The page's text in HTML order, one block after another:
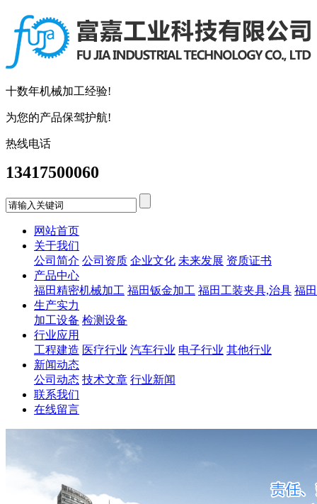
十数年机械加工经验!
为您的产品保驾护航!
热线电话
13417500060
网站首页
关于我们
公司简介 公司资质 企业文化 未来发展 资质证书
产品中心
福田精密机械加工 福田钣金加工 福田工装夹具,治具 福
生产实力
加工设备 检测设备
行业应用
工程建造 医疗行业 汽车行业 电子行业 其他行业
新闻动态
公司动态 技术文章 行业新闻
联系我们
在线留言